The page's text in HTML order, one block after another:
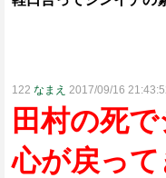
122 なまえ 2017/09/16
田村の死
心が戻っ